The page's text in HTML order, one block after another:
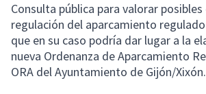
Consulta pública para valorar
regulación del aparcamiento regulado
que en su caso podría dar lugar a la
nueva Ordenanza de Aparcamiento
ORA del Ayuntamiento de Gijón/Xixón.